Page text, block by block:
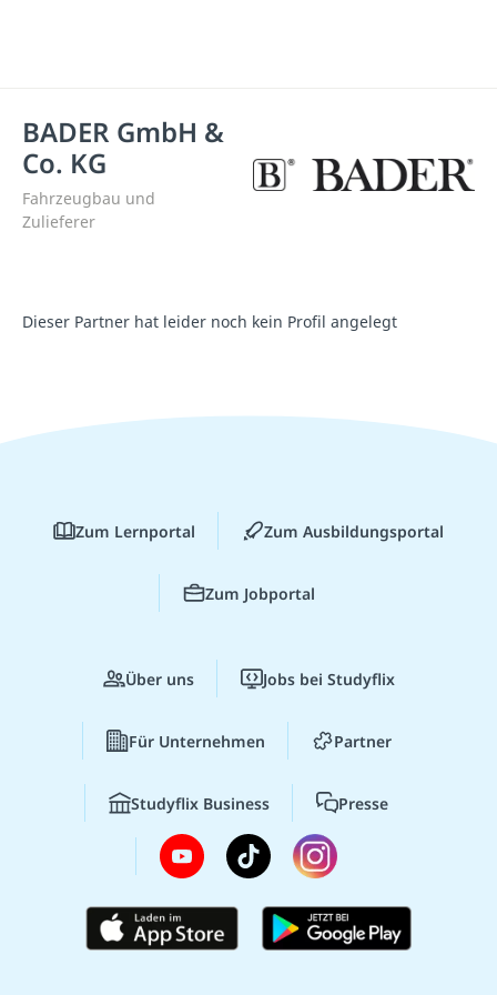
BADER GmbH &
Co. KG
Fahrzeugbau und
Zulieferer
Dieser Partner hat leider noch kein Profil angelegt
Zum Lernportal Zum Ausbildungsportal
Zum Jobportal
Über uns Jobs bei Studyflix
Für Unternehmen Partner
Studyflix Business Presse